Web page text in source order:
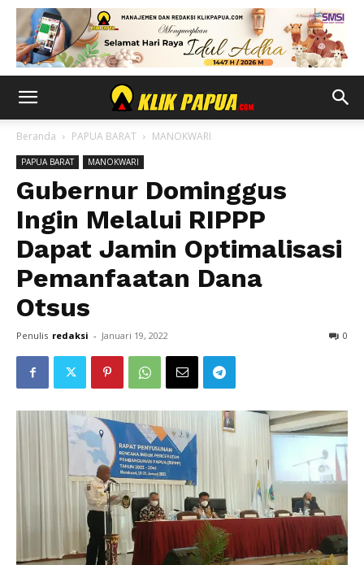
Beranda PAPUA BARAT MANOKWARI
PAPUA BARAT MANOKWARI
Gubernur Dominggus
Ingin Melalui RIPPP
Dapat Jamin Optimalisasi
Pemanfaatan Dana
Otsus
Penulis redaksi - Januari 19, 2022 0